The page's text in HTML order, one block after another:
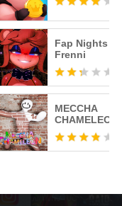
Fap Nights at
Frenni
MECCHA
CHAMELEON